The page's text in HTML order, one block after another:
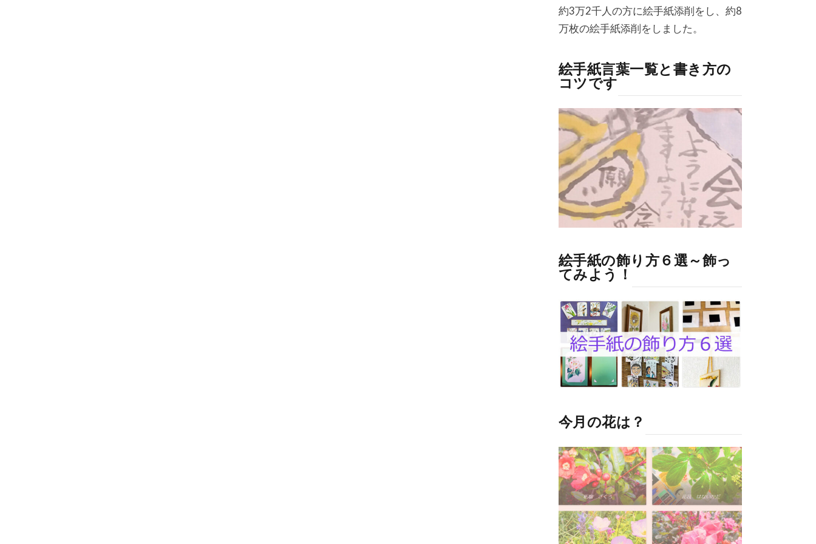
約3万2千人の方に絵手紙添削をし、約8
万枚の絵手紙添削をしました。
絵手紙言葉一覧と書き方の
コツです
絵手紙の飾り方６選～飾っ
てみよう！
今月の花は？